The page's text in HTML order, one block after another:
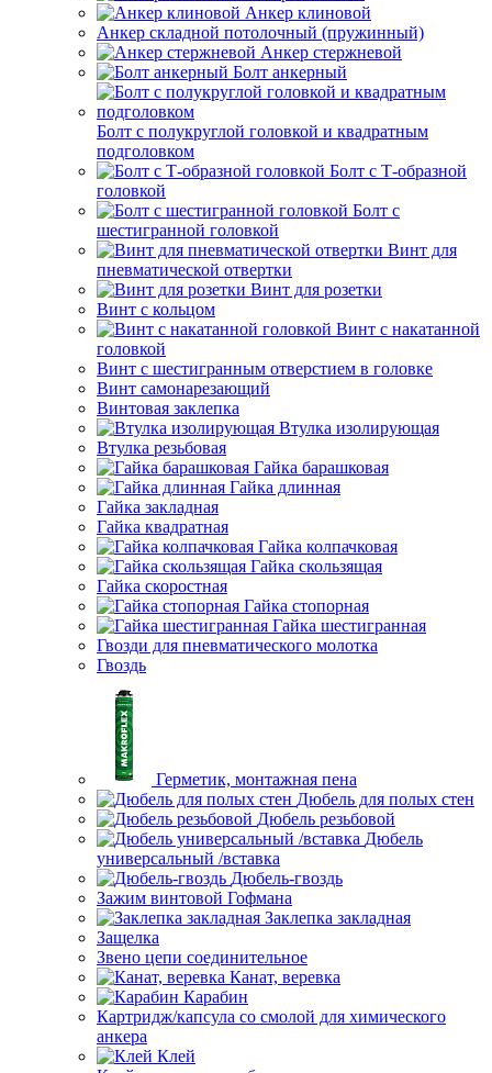
Анкер клиновой
Анкер складной потолочный (пружинный)
Анкер стержневой
Болт анкерный
Болт с полукруглой головкой и квадратным
подголовком
Болт с Т-образной
головкой
Болт с
шестигранной головкой
Винт для
пневматической отвертки
Винт для розетки
Винт с кольцом
Винт с накатанной
головкой
Винт с шестигранным отверстием в головке
Винт самонарезающий
Винтовая заклепка
Втулка изолирующая
Втулка резьбовая
Гайка барашковая
Гайка длинная
Гайка закладная
Гайка квадратная
Гайка колпачковая
Гайка скользящая
Гайка скоростная
Гайка стопорная
Гайка шестигранная
Гвозди для пневматического молотка
Гвоздь
Герметик, монтажная пена
Дюбель для полых стен
Дюбель резьбовой
Дюбель
универсальный /вставка
Дюбель-гвоздь
Зажим винтовой Гофмана
Заклепка закладная
Защелка
Звено цепи соединительное
Канат, веревка
Карабин
Картридж/капсула со смолой для химического
анкера
Клей